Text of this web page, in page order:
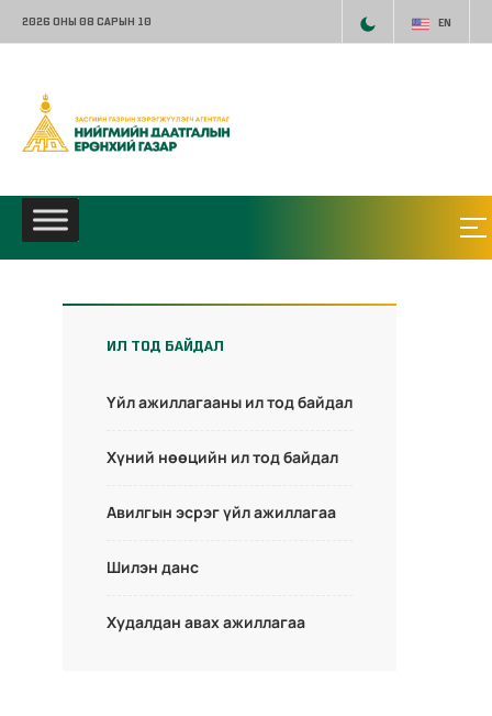
2026 ОНЫ 08 САРЫН 10 EN
ИЛ ТОД БАЙДАЛ
Үйл ажиллагааны ил тод байдал
Хүний нөөцийн ил тод байдал
Авилгын эсрэг үйл ажиллагаа
Шилэн данс
Худалдан авах ажиллагаа